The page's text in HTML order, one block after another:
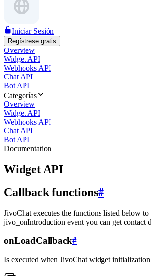
Iniciar Sesión
Regístrese gratis
Overview
Widget API
Webhooks API
Chat API
Bot API
Categorías
Overview
Widget API
Webhooks API
Chat API
Bot API
Documentation
Widget API
Callback functions#
JivoChat executes the functions listed below
jivo_onIntroduction event you can get contact
onLoadCallback#
Is executed when JivoChat widget initialization